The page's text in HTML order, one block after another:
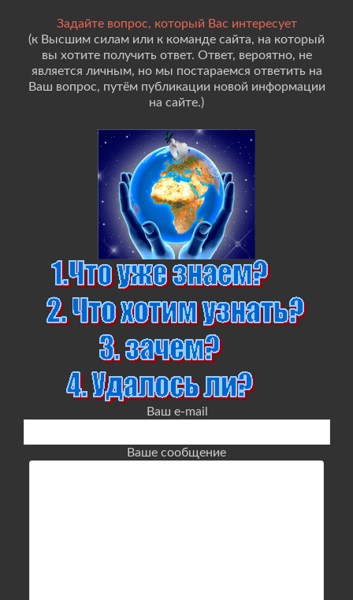
Задайте вопрос, который Вас интересует
(к Высшим силам или к команде сайта, на который
вы хотите получить ответ. Ответ, вероятно, не
является личным, но мы постараемся ответить на
Ваш вопрос, путём публикации новой информации
на сайте.)
Ваш e-mail
Ваше сообщение